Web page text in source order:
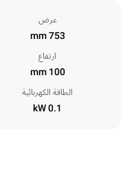
عرض
753 mm
ارتفاع
100 mm
الطاقة الكهربائية
0.1 kW